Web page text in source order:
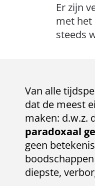
Er zijn
met het
steeds
Van alle
dat de meest
maken: d.w.z.
paradoxaal
geen
diepste,